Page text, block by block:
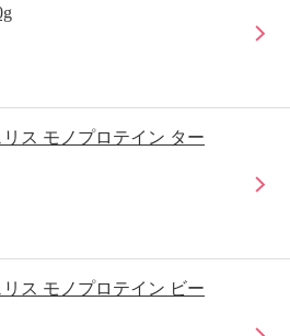
ス モノプロテイン ター
ス モノプロテイン ビー